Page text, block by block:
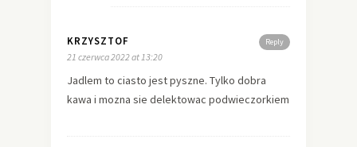
Reply
KRZYSZTOF
21 czerwca 2022 at 13:20
Jadlem to ciasto jest pyszne. Tylko dobra
kawa i mozna sie delektowac podwieczorkiem